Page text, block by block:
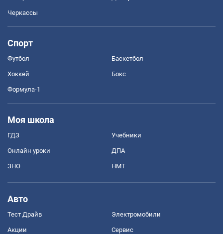
Черкассы
Спорт
Футбол Баскетбол
Хоккей Бокс
Формула-1
Моя школа
ГДЗ Учебники
Онлайн уроки ДПА
ЗНО НМТ
Авто
Тест Драйв Электромобили
Акции Сервис